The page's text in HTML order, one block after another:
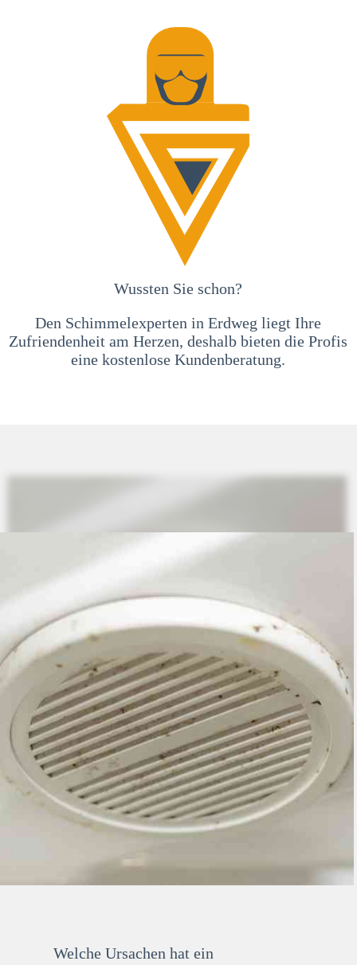
Wussten Sie schon?
Den Schimmelexperten in Erdweg liegt Ihre
Zufriendenheit am Herzen, deshalb bieten die Profis
eine kostenlose Kundenberatung.
Welche Ursachen hat ein